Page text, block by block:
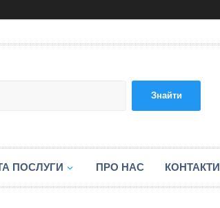
Знайти
ПОСЛУГИ ПРО НАС КОНТАКТИ